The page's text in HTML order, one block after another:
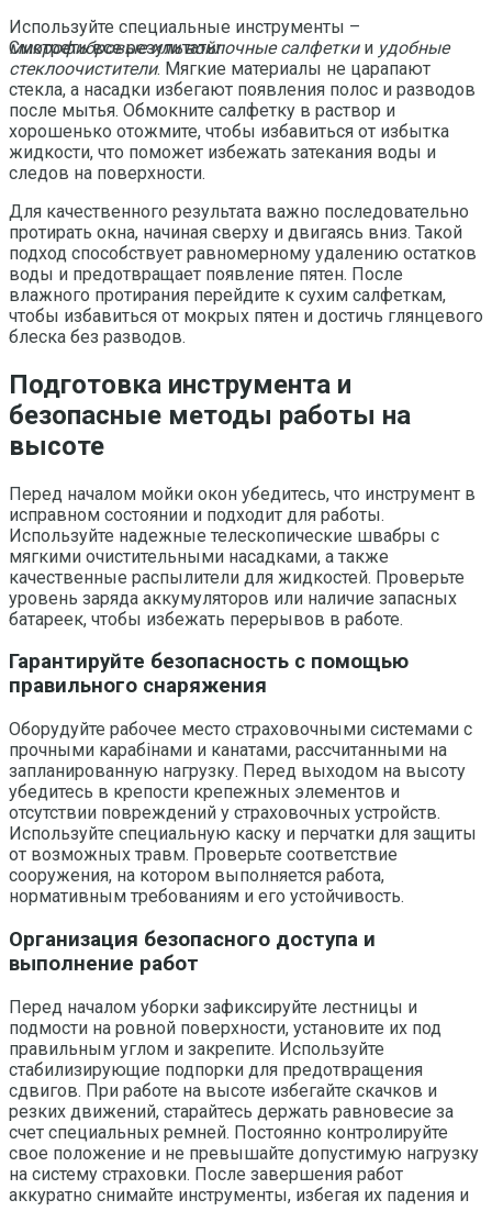
Смотреть все результаты
Используйте специальные инструменты –
микрофибровые или войлочные салфеткии удобные
стеклоочистители. Мягкие материалы не царапают
стекла, а насадки избегают появления полос и разводов
после мытья. Обмокните салфетку в раствор и
хорошенько отожмите, чтобы избавиться от избытка
жидкости, что поможет избежать затекания воды и
следов на поверхности.
Для качественного результата важно последовательно
протирать окна, начиная сверху и двигаясь вниз. Такой
подход способствует равномерному удалению остатков
воды и предотвращает появление пятен. После
влажного протирания перейдите к сухим салфеткам,
чтобы избавиться от мокрых пятен и достичь глянцевого
блеска без разводов.
Подготовка инструмента и
безопасные методы работы на
высоте
Перед началом мойки окон убедитесь, что инструмент в
исправном состоянии и подходит для работы.
Используйте надежные телескопические швабры с
мягкими очистительными насадками, а также
качественные распылители для жидкостей. Проверьте
уровень заряда аккумуляторов или наличие запасных
батареек, чтобы избежать перерывов в работе.
Гарантируйте безопасность с помощью
правильного снаряжения
Оборудуйте рабочее место страховочными системами с
прочными карабінами и канатами, рассчитанными на
запланированную нагрузку. Перед выходом на высоту
убедитесь в крепости крепежных элементов и
отсутствии повреждений у страховочных устройств.
Используйте специальную каску и перчатки для защиты
от возможных травм. Проверьте соответствие
сооружения, на котором выполняется работа,
нормативным требованиям и его устойчивость.
Организация безопасного доступа и
выполнение работ
Перед началом уборки зафиксируйте лестницы и
подмости на ровной поверхности, установите их под
правильным углом и закрепите. Используйте
стабилизирующие подпорки для предотвращения
сдвигов. При работе на высоте избегайте скачков и
резких движений, старайтесь держать равновесие за
счет специальных ремней. Постоянно контролируйте
свое положение и не превышайте допустимую нагрузку
на систему страховки. После завершения работ
аккуратно снимайте инструменты, избегая их падения и